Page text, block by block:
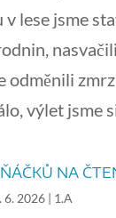
v lese jsme
odměnili
výlet jsme
NA
6. 2026| 1.A